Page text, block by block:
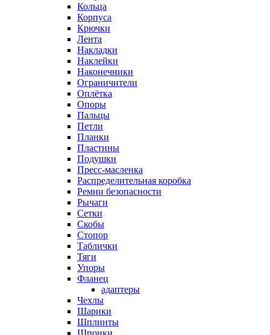
Кольца
Корпуса
Крючки
Лента
Накладки
Наклейки
Наконечники
Ограничители
Оплётка
Опоры
Пальцы
Петли
Планки
Пластины
Подушки
Пресс-масленка
Распределительная коробка
Ремни безопасности
Рычаги
Сетки
Скобы
Стопор
Таблички
Тяги
Упоры
Фланец
адаптеры
Чехлы
Шарики
Шплинты
Шпонки